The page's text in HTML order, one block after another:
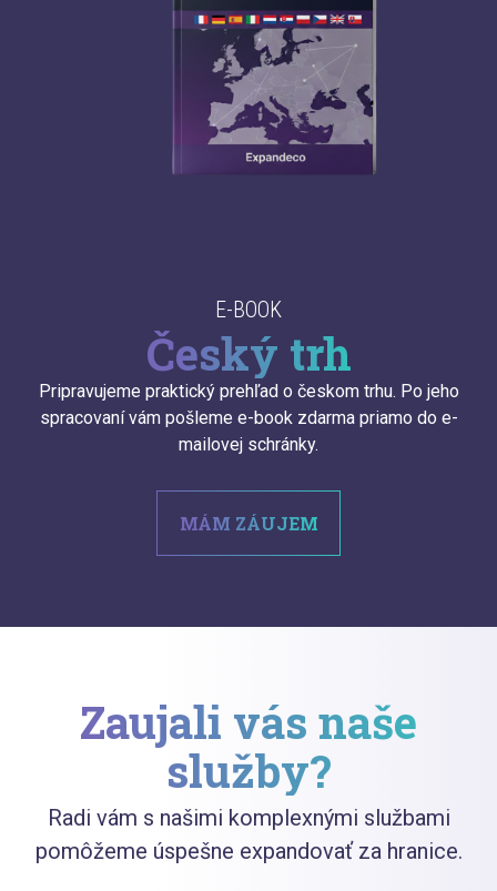
E-BOOK
Český trh
Pripravujeme praktický prehľad o českom trhu. Po jeho
spracovaní vám pošleme e-book zdarma priamo do e-
mailovej schránky.
MÁM ZÁUJEM
Zaujali vás naše
služby?
Radi vám s našimi komplexnými službami
pomôžeme úspešne expandovať za hranice.